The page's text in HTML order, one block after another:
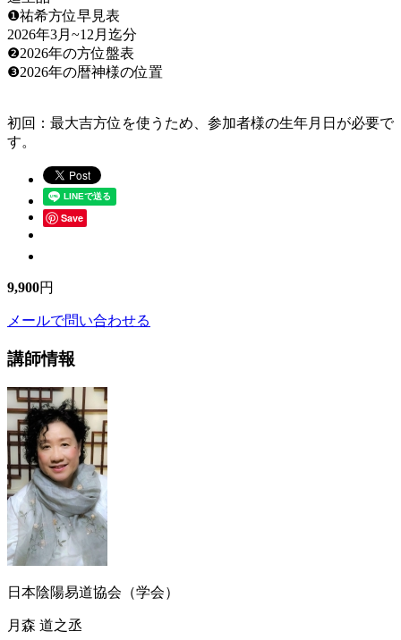
❶祐希方位早見表
2026年3月~12月迄分
❷2026年の方位盤表
❸2026年の暦神様の位置
初回：最大吉方位を使うため、参加者様の生年月日が必要で
す。
Save
9,900円
メールで問い合わせる
講師情報
日本陰陽易道協会（学会）
月森 道之丞